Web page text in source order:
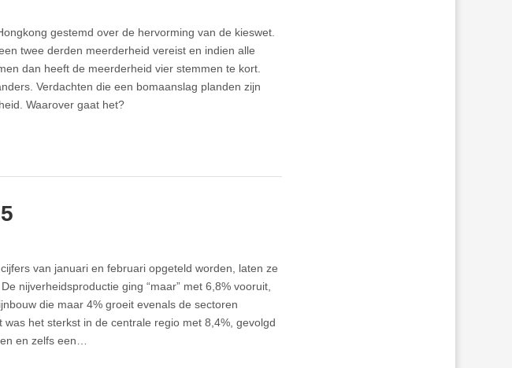
gestemd over de hervorming van de kieswet.
twee derden meerderheid vereist en indien alle
dan heeft de meerderheid vier stemmen te kort.
Verdachten die een bomaanslag planden zijn
Waarover gaat het?
van januari en februari opgeteld worden, laten ze
nijverheidsproductie ging “maar” met 6,8% vooruit,
die maar 4% groeit evenals de sectoren
het sterkst in de centrale regio met 8,4%, gevolgd
en zelfs een…